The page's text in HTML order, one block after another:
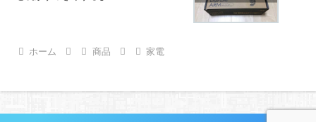
ホーム 商品 家電